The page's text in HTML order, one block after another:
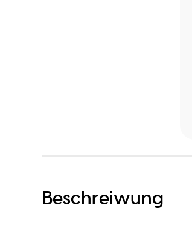
Beschreiwung